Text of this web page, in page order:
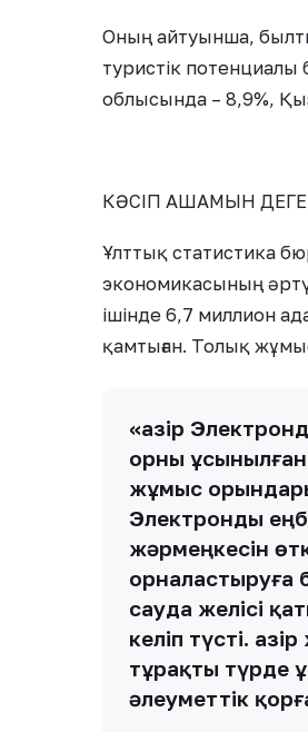
Оның айтуынша,
туристік
облысында – 8,9%,
КӘСІП АШАМЫН
Ұлттық статистика
экономикасының
ішінде 6,7 миллион
қамтыған. Толық
«Қазір
орны
жұмыс
Электронды
жәрмеңкесін
орналастыруға
сауда желісі
келіп түсті.
тұрақты түрде
әлеуметтік